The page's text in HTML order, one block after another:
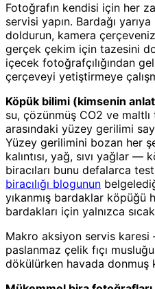
Fotoğrafın kendisi için her
servisi yapın. Bardağı
doldurun, kamera
gerçek çekim için tazesini
içecek fotoğrafçılığından
çerçeveyi yetiştirmeye
Köpük bilimi (kimsenin
su, çözünmüş CO2 ve
arasındaki yüzey gerilimi
Yüzey gerilimini bozan her
kalıntısı, yağ, sıvı yağlar
biracıları bunu defalarca
biracılığı blogunun
yıkanmış bardaklar köpüğü
bardakları için yalnızca
Makro aksiyon servis karesi
paslanmaz çelik fıçı
dökülürken havada donmuş